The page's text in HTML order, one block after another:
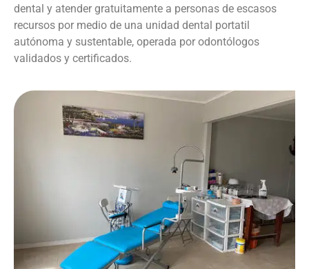
dental y atender gratuitamente a personas de escasos
recursos por medio de una unidad dental portatil
autónoma y sustentable, operada por odontólogos
validados y certificados.